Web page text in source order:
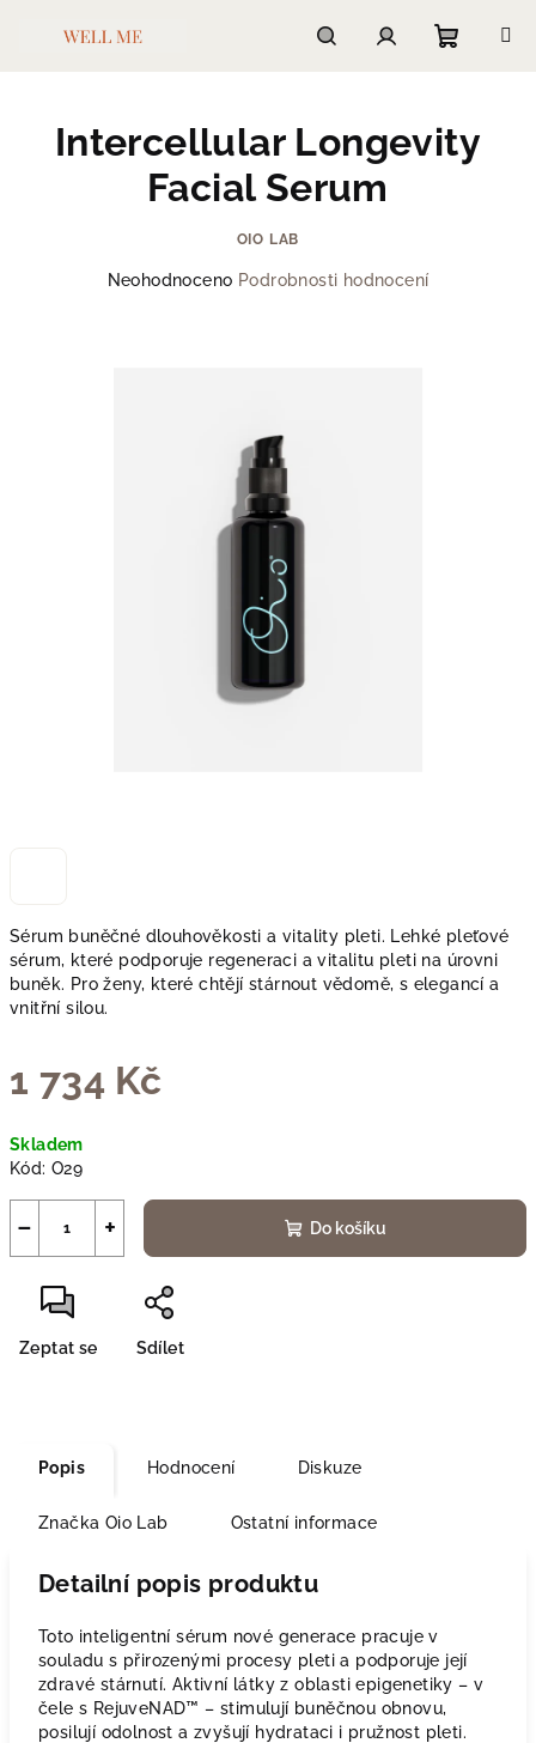
košík
Sérum buněčné dlouhověkosti a vitality pleti. Lehké pleťové
sérum, které podporuje regeneraci a vitalitu pleti na úrovni
buněk. Pro ženy, které chtějí stárnout vědomě, s elegancí a
vnitřní silou.
1 734 Kč
cena:
Skladem
Kód: O29
+
− Do košíku
Zeptat se Sdílet
Intercellular Longevity
Facial Serum
OIO LAB
Neohodnoceno Podrobnosti hodnocení
Popis Hodnocení Diskuze
Značka Oio Lab Ostatní informace
Detailní popis produktu
Toto inteligentní sérum nové generace pracuje v
souladu s přirozenými procesy pleti a podporuje její
zdravé stárnutí. Aktivní látky z oblasti epigenetiky – v
čele s RejuveNAD™ – stimulují buněčnou obnovu,
posilují odolnost a zvyšují hydrataci i pružnost pleti.